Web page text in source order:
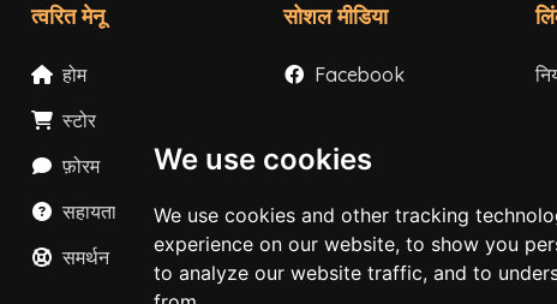
We use cookies
We use cookies and other tracking
experience on our website, to show you
to analyze our website traffic, and to
त्वरित मेनू
होम
स्टोर
फ़ोरम
सहायता
समर्थन
सोशल मीडिया
Facebook
X
YouTube
TikTok